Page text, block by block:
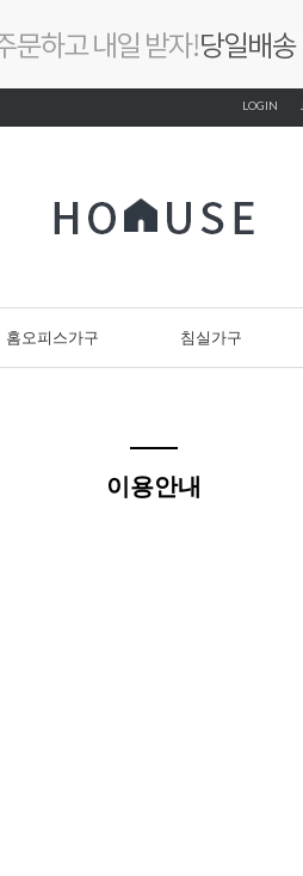
LOGIN
홈오피스가구 침실가구
이용안내